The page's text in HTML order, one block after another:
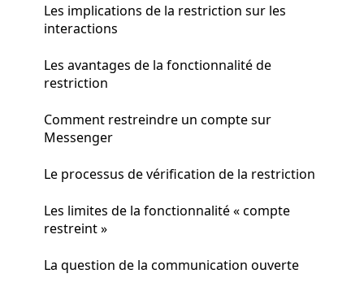
Les implications de la restriction sur les
interactions
Les avantages de la fonctionnalité de
restriction
Comment restreindre un compte sur
Messenger
Le processus de vérification de la restriction
Les limites de la fonctionnalité « compte
restreint »
La question de la communication ouverte